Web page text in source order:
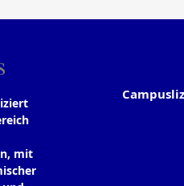
mit